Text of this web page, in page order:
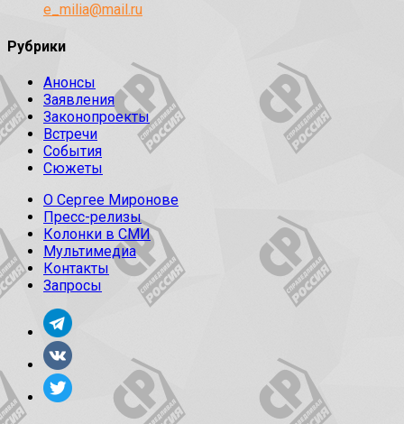
e_milia@mail.ru
Рубрики
Анонсы
Заявления
Законопроекты
Встречи
События
Сюжеты
О Сергее Миронове
Пресс-релизы
Колонки в СМИ
Мультимедиа
Контакты
Запросы